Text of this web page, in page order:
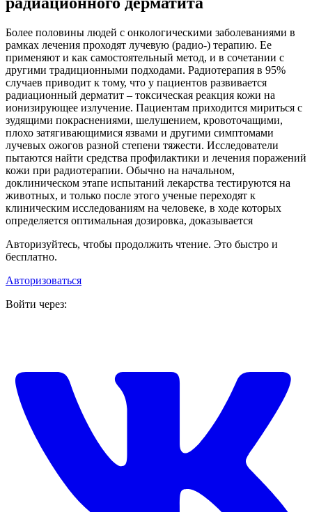
Более половины людей с онкологическими заболеваниями в
рамках лечения проходят лучевую (радио-) терапию. Ее
применяют и как самостоятельный метод, и в сочетании с
другими традиционными подходами. Радиотерапия в 95%
случаев приводит к тому, что у пациентов развивается
радиационный дерматит – токсическая реакция кожи на
ионизирующее излучение. Пациентам приходится мириться с
зудящими покраснениями, шелушением, кровоточащими,
плохо затягивающимися язвами и другими симптомами
лучевых ожогов разной степени тяжести. Исследователи
пытаются найти средства профилактики и лечения поражений
кожи при радиотерапии. Обычно на начальном,
доклиническом этапе испытаний лекарства тестируются на
животных, и только после этого ученые переходят к
клиническим исследованиям на человеке, в ходе которых
определяется оптимальная дозировка, доказывается
Авторизуйтесь, чтобы продолжить чтение. Это быстро и
бесплатно.
Авторизоваться
Войти через: